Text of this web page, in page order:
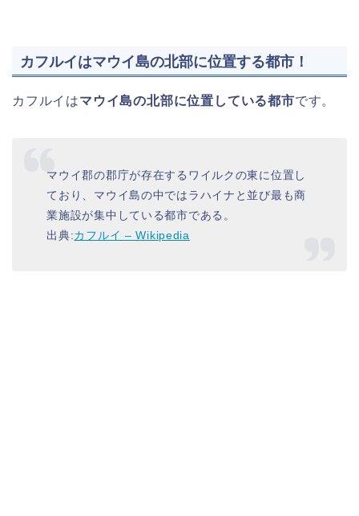
カフルイはマウイ島の北部に位置する都市！
カフルイはマウイ島の北部に位置している都市です。
マウイ郡の郡庁が存在するワイルクの東に位置し
ており、マウイ島の中ではラハイナと並び最も商
業施設が集中している都市である。
出典:カフルイ – Wikipedia